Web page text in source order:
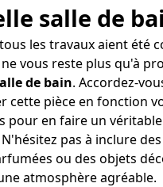
salle de
les travaux aient été
vous reste plus qu'à
de bain. Accordez-
cette pièce en fonction
pour en faire un
pas à inclure
ou des objets
atmosphère agréable.